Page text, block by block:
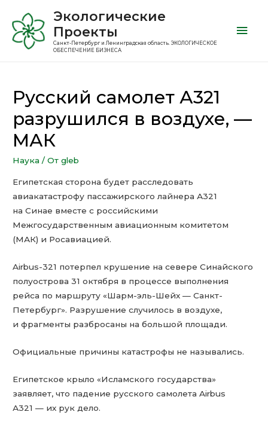
Экологические
Проекты
Санкт-Петербург и Ленинградская область. ЭКОЛОГИЧЕСКОЕ
ОБЕСПЕЧЕНИЕ БИЗНЕСА
Русский самолет А321
разрушился в воздухе, —
МАК
Наука / От gleb
Египетская сторона будет расследовать
авиакатастрофу пассажирского лайнера А321
на Синае вместе с российскими
Межгосударственным авиационным комитетом
(МАК) и Росавиацией.
Airbus-321 потерпел крушение на севере Синайского
полуострова 31 октября в процессе выполнения
рейса по маршруту «Шарм-эль-Шейх — Санкт-
Петербург». Разрушение случилось в воздухе,
и фрагменты разбросаны на большой площади.
Официальные причины катастрофы не назывались.
Египетское крыло «Исламского государства»
заявляет, что падение русского самолета Airbus
А321 — их рук дело.